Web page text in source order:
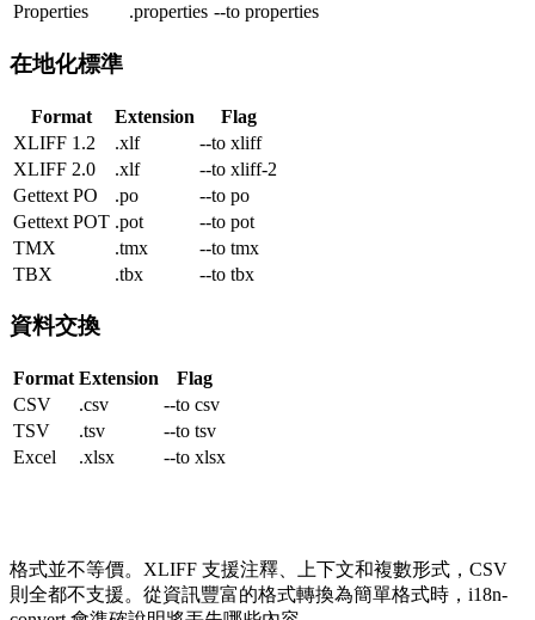
Properties
.properties --to properties
在地化標準
Format Extension
Flag
XLIFF 1.2
.xlf --to xliff
XLIFF 2.0
.xlf --to xliff-2
Gettext PO
.po --to po
Gettext POT .pot --to pot
TMX
.tmx --to tmx
TBX
.tbx --to tbx
資料交換
Format Extension
Flag
CSV
.csv --to csv
TSV
.tsv --to tsv
Excel
.xlsx --to xlsx
格式並不等價。XLIFF 支援注釋、上下文和複數形式，CSV
則全都不支援。從資訊豐富的格式轉換為簡單格式時，i18n-